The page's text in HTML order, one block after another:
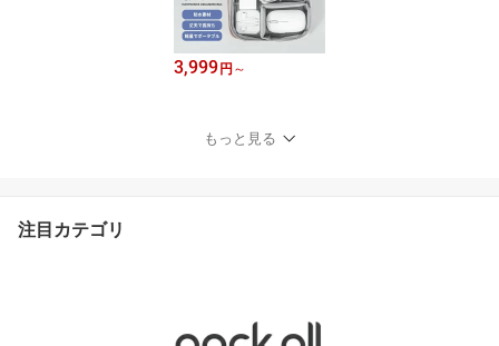
3,999 円 ～
もっと見る
注目カテゴリ